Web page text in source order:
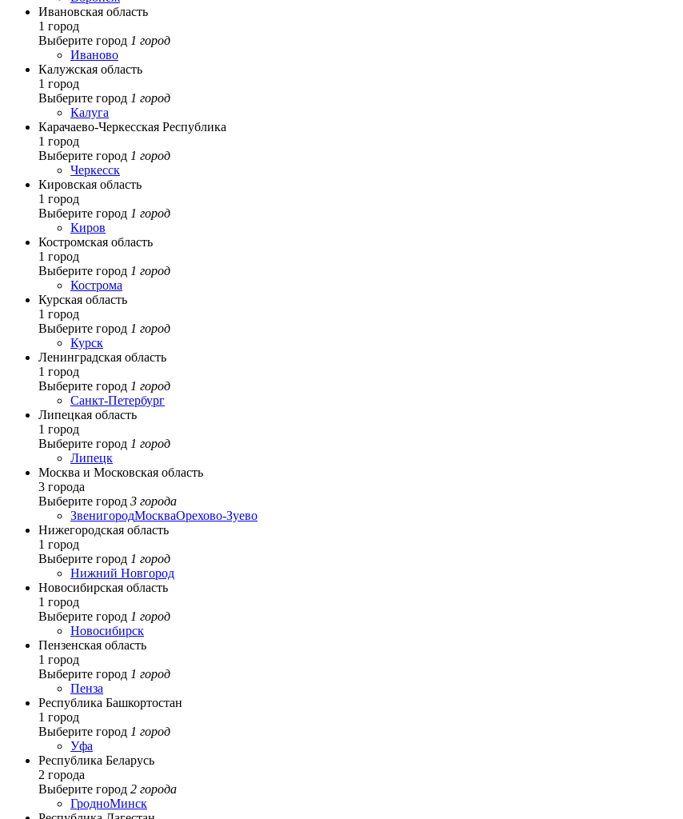
Ивановская область
1 город
Выберите город 1 город
Иваново
Калужская область
1 город
Выберите город 1 город
Калуга
Карачаево-Черкесская Республика
1 город
Выберите город 1 город
Черкесск
Кировская область
1 город
Выберите город 1 город
Киров
Костромская область
1 город
Выберите город 1 город
Кострома
Курская область
1 город
Выберите город 1 город
Курск
Ленинградская область
1 город
Выберите город 1 город
Санкт-Петербург
Липецкая область
1 город
Выберите город 1 город
Липецк
Москва и Московская область
3 города
Выберите город 3 города
ЗвенигородМоскваОрехово-Зуево
Нижегородская область
1 город
Выберите город 1 город
Нижний Новгород
Новосибирская область
1 город
Выберите город 1 город
Новосибирск
Пензенская область
1 город
Выберите город 1 город
Пенза
Республика Башкортостан
1 город
Выберите город 1 город
Уфа
Республика Беларусь
2 города
Выберите город 2 города
ГродноМинск